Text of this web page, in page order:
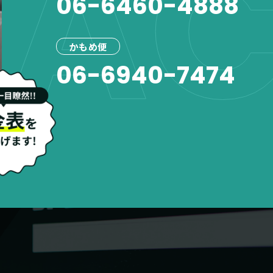
かもめ便
06-6940-7474